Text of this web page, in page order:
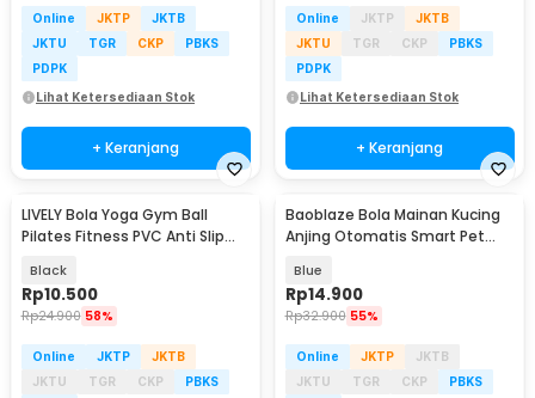
Online JKTP
JKTB
JKTU
TGR CKP
PBKS
PDPK
Lihat Ketersediaan Stok
+ Keranjang
Online JKTP
JKTB
JKTU
TGR CKP
PBKS
PDPK
Lihat Ketersediaan Stok
+ Keranjang
LIVELY Bola Yoga Gym Ball
Pilates Fitness PVC Anti Slip
Black
Rp10.500
Rp24.900 58%
Online JKTP
JKTB
JKTU
TGR CKP
PBKS
Baoblaze Bola Mainan Kucing
Anjing Otomatis Smart Pet
Blue
Rp14.900
Rp32.900 55%
Online JKTP
JKTB
JKTU
TGR CKP
PBKS